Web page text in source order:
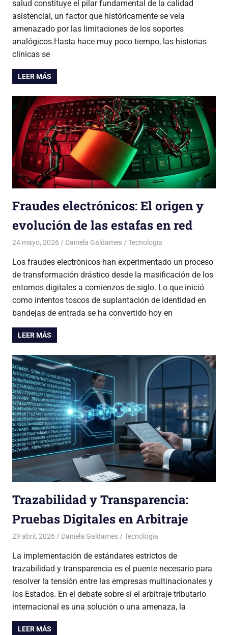
salud constituye el pilar fundamental de la calidad
asistencial, un factor que históricamente se veía
amenazado por las limitaciones de los soportes
analógicos.Hasta hace muy poco tiempo, las historias
clínicas se
LEER MÁS
Fraudes electrónicos: El origen y
evolución de las estafas en red
24 mayo, 2026 Daniela Galdames Tecnologia
Los fraudes electrónicos han experimentado un proceso
de transformación drástico desde la masificación de los
entornos digitales a comienzos de siglo. Lo que inició
como intentos toscos de suplantación de identidad en
bandejas de entrada se ha convertido hoy en
LEER MÁS
Trazabilidad y Transparencia:
Pruebas Digitales en Arbitraje
29 abril, 2026 Daniela Galdames Tecnologia
La implementación de estándares estrictos de
trazabilidad y transparencia es el puente necesario para
resolver la tensión entre las empresas multinacionales y
los Estados. En el debate sobre si el arbitraje tributario
internacional es una solución o una amenaza, la
LEER MÁS